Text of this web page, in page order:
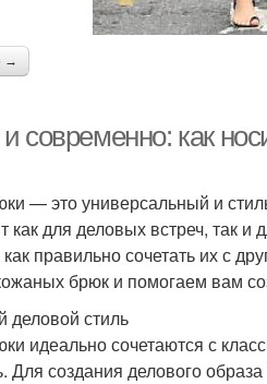
→
современно: как
— это универсальный и
как для деловых встреч, так
правильно сочетать их с
брюк и помогаем вам
деловой стиль
идеально сочетаются с
Для создания делового